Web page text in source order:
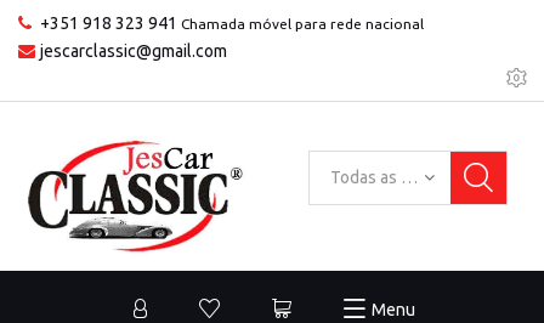
+351 918 323 941 Chamada móvel para rede nacional
jescarclassic@gmail.com
Todas as categorias
Menu